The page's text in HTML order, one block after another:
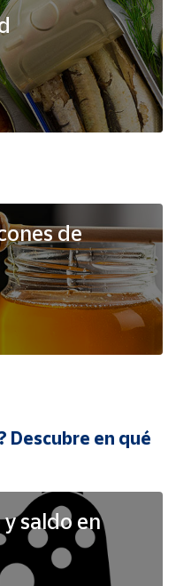
de
Descubre en qué
saldo en